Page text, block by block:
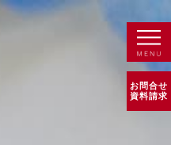
お問合せ
資料請求